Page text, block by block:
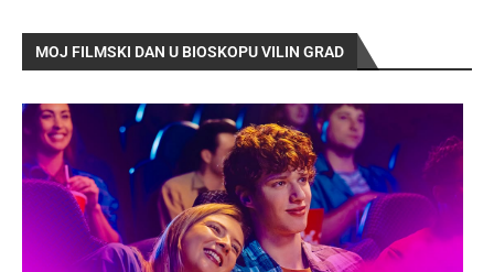
MOJ FILMSKI DAN U BIOSKOPU VILIN GRAD